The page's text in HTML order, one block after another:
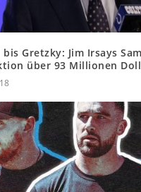
bis Gretzky: Jim Irsays
über 93 Millionen